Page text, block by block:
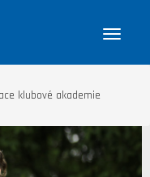
klubové akademie